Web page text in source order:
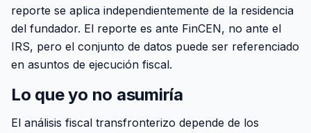
reporte se aplica independientemente de la residencia
del fundador. El reporte es ante FinCEN, no ante el
IRS, pero el conjunto de datos puede ser referenciado
en asuntos de ejecución fiscal.
Lo que yo no asumiría
El análisis fiscal transfronterizo depende de los